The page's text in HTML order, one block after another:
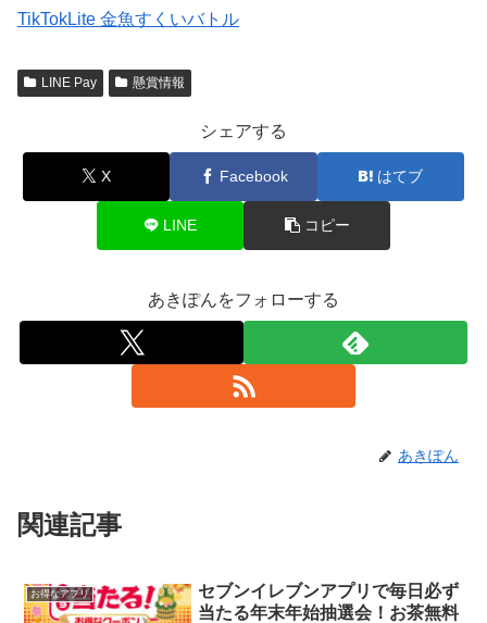
TikTokLite 金魚すくいバトル
LINE Pay 懸賞情報
シェアする
X Facebook はてブ
LINE コピー
あきぽんをフォローする
あきぽん
関連記事
お得なアプリ
セブンイレブンアプリで毎日必ず
当たる年末年始抽選会！お茶無料